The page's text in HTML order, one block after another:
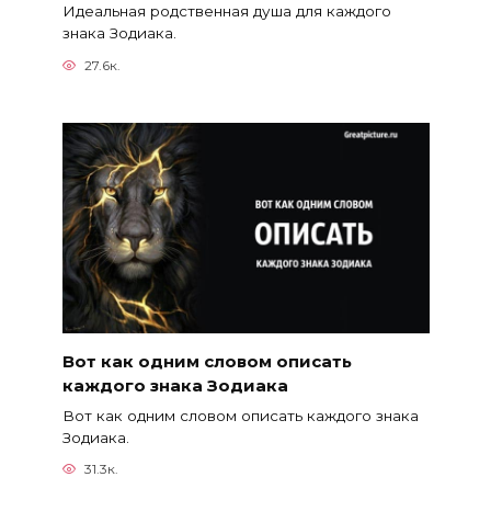
Идеальная родственная душа для каждого
знака Зодиака.
27.6к.
Вот как одним словом описать
каждого знака Зодиака
Вот как одним словом описать каждого знака
Зодиака.
31.3к.